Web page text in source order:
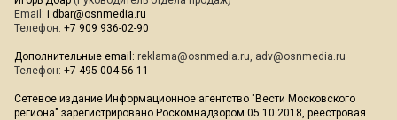
Email: i.dbar@osnmedia.ru
Телефон: +7 909 936-02-90
Дополнительные email: reklama@osnmedia.ru, adv@osnmedia.ru
Телефон: +7 495 004-56-11
Сетевое издание Информационное агентство "Вести Московского
региона" зарегистрировано Роскомнадзором 05.10.2018, реестровая